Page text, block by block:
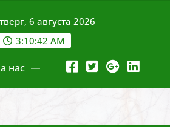
6 августа 2026
3:10:43 AM
нас